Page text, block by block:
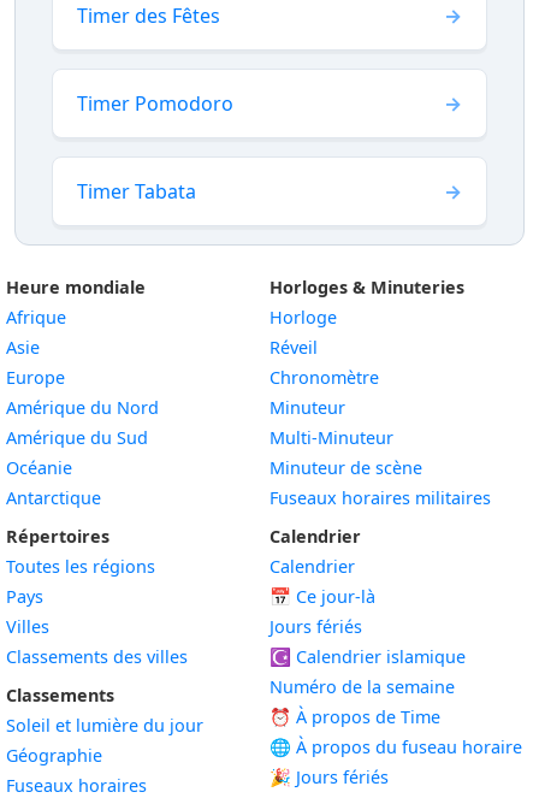
Timer des Fêtes
Timer Pomodoro
Timer Tabata
Heure mondiale
Afrique
Asie
Europe
Amérique du Nord
Amérique du Sud
Océanie
Antarctique
Répertoires
Toutes les régions
Pays
Villes
Classements des villes
Classements
Soleil et lumière du jour
Géographie
Fuseaux horaires
Horloges & Minuteries
Horloge
Réveil
Chronomètre
Minuteur
Multi-Minuteur
Minuteur de scène
Fuseaux horaires militaires
Calendrier
Calendrier
📅 Ce jour-là
Jours fériés
☪️ Calendrier islamique
Numéro de la semaine
⏰ À propos de Time
🌐 À propos du fuseau horaire
🎉 Jours fériés